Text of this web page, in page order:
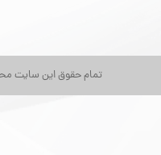
تمام حقوق این سایت